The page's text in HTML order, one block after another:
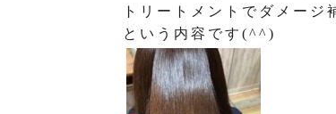
トリートメントでダメージ
という内容です(^^)